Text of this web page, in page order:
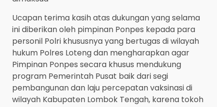
Ucapan terima kasih atas dukungan yang selama
ini diberikan oleh pimpinan Ponpes kepada para
personil Polri khususnya yang bertugas di wilayah
hukum Polres Loteng dan mengharapkan agar
Pimpinan Ponpes secara khusus mendukung
program Pemerintah Pusat baik dari segi
pembangunan dan laju percepatan vaksinasi di
wilayah Kabupaten Lombok Tengah, karena tokoh